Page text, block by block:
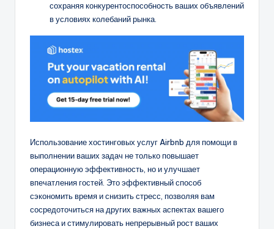
сохраняя конкурентоспособность ваших объявлений
в условиях колебаний рынка.
Использование хостинговых услуг Airbnb для помощи в
выполнении ваших задач не только повышает
операционную эффективность, но и улучшает
впечатления гостей. Это эффективный способ
сэкономить время и снизить стресс, позволяя вам
сосредоточиться на других важных аспектах вашего
бизнеса и стимулировать непрерывный рост ваших